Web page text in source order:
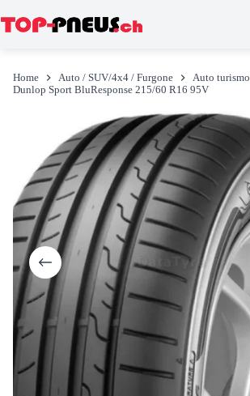
contenuto
Home Auto / SUV/4x4 / Furgone
Auto turismo
Dunlop Sport BluResponse 215/60 R16 95V